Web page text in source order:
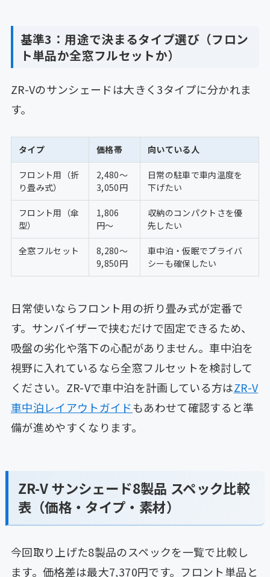
基準3：用途で決まるタイプ選び（フロン
ト単品か全窓フルセットか）
ZR-Vのサンシェードは大きく3タイプに分かれま
す。
タイプ 価格帯 向いている人
フロント用（折
り畳み式）
2,480〜
3,050円
日常の駐車で車内温度を
下げたい
フロント用（傘
型）
1,806
円〜
収納のコンパクトさを優
先したい
全窓フルセット
8,280〜
9,850円
車中泊・仮眠でプライバ
シーも確保したい
日常使いならフロント用の折り畳み式が定番で
す。サンバイザーで挟むだけで固定できるため、
吸盤の劣化や落下の心配がありません。車中泊を
視野に入れているなら全窓フルセットを検討して
ください。ZR-Vで車中泊を計画している方はZR-V
車中泊レイアウトガイドもあわせて確認すると準
備が進めやすくなります。
ZR-V サンシェード8製品 スペック比較
表（価格・タイプ・素材）
今回取り上げた8製品のスペックを一覧で比較し
ます。価格差は最大7,370円です。フロント単品と